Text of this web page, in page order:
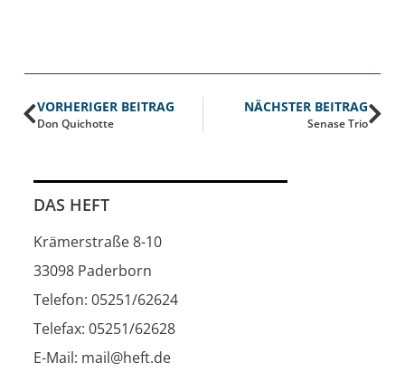
VORHERIGER BEITRAG
Don Quichotte
NÄCHSTER BEITRAG
Senase Trio
DAS HEFT
Krämerstraße 8-10
33098 Paderborn
Telefon: 05251/62624
Telefax: 05251/62628
E-Mail: mail@heft.de